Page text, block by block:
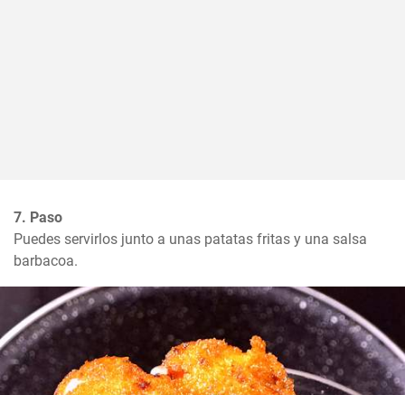
7. Paso
Puedes servirlos junto a unas patatas fritas y una salsa
barbacoa.